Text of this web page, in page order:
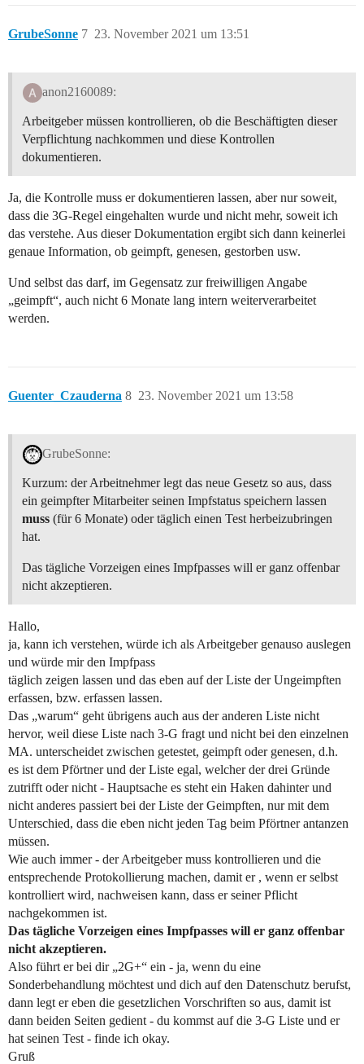
GrubeSonne 23. November 2021 um 13:51
7
anon2160089:
Arbeitgeber müssen kontrollieren, ob die Beschäftigten dieser
Verpflichtung nachkommen und diese Kontrollen
dokumentieren.
Ja, die Kontrolle muss er dokumentieren lassen, aber nur soweit,
dass die 3G-Regel eingehalten wurde und nicht mehr, soweit ich
das verstehe. Aus dieser Dokumentation ergibt sich dann keinerlei
genaue Information, ob geimpft, genesen, gestorben usw.
Und selbst das darf, im Gegensatz zur freiwilligen Angabe
„geimpft“, auch nicht 6 Monate lang intern weiterverarbeitet
werden.
Guenter_Czauderna 23. November 2021 um 13:58
8
GrubeSonne:
Kurzum: der Arbeitnehmer legt das neue Gesetz so aus, dass
ein geimpfter Mitarbeiter seinen Impfstatus speichern lassen
muss (für 6 Monate) oder täglich einen Test herbeizubringen
hat.
Das tägliche Vorzeigen eines Impfpasses will er ganz offenbar
nicht akzeptieren.
Hallo,
ja, kann ich verstehen, würde ich als Arbeitgeber genauso auslegen
und würde mir den Impfpass
täglich zeigen lassen und das eben auf der Liste der Ungeimpften
erfassen, bzw. erfassen lassen.
Das „warum“ geht übrigens auch aus der anderen Liste nicht
hervor, weil diese Liste nach 3-G fragt und nicht bei den einzelnen
MA. unterscheidet zwischen getestet, geimpft oder genesen, d.h.
es ist dem Pförtner und der Liste egal, welcher der drei Gründe
zutrifft oder nicht - Hauptsache es steht ein Haken dahinter und
nicht anderes passiert bei der Liste der Geimpften, nur mit dem
Unterschied, dass die eben nicht jeden Tag beim Pförtner antanzen
müssen.
Wie auch immer - der Arbeitgeber muss kontrollieren und die
entsprechende Protokollierung machen, damit er , wenn er selbst
kontrolliert wird, nachweisen kann, dass er seiner Pflicht
nachgekommen ist.
Das tägliche Vorzeigen eines Impfpasses will er ganz offenbar
nicht akzeptieren.
Also führt er bei dir „2G+“ ein - ja, wenn du eine
Sonderbehandlung möchtest und dich auf den Datenschutz berufst,
dann legt er eben die gesetzlichen Vorschriften so aus, damit ist
dann beiden Seiten gedient - du kommst auf die 3-G Liste und er
hat seinen Test - finde ich okay.
Gruß